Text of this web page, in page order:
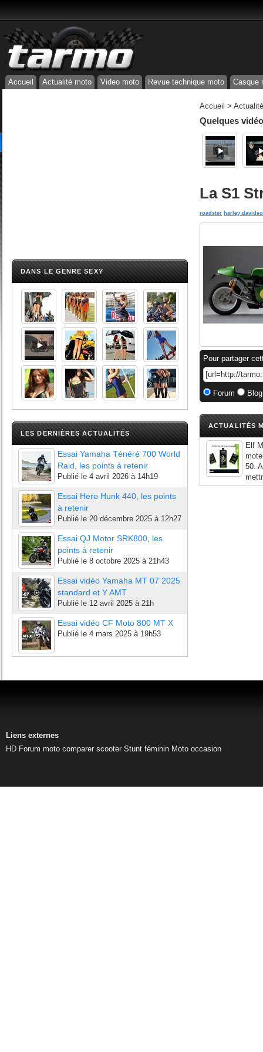
Accueil Actualité moto Video moto Revue technique moto Casque
DANS LE GENRE SEXY
LES DERNIÈRES ACTUALITÉS
Essai Yamaha Ténéré 700 World
Raid, les points à retenir
Publié le 4 avril 2026 à 14h19
Essai Hero Hunk 440, les points
à retenir
Publié le 20 décembre 2025 à 12h27
Essai QJ Motor SRK800, les
points à retenir
Publié le 8 octobre 2025 à 21h43
Essai vidéo Yamaha MT 07 2025
standard et Y AMT
Publié le 12 avril 2025 à 21h
Essai vidéo CF Moto 800 MT X
Publié le 4 mars 2025 à 19h53
Accueil >
Quelques
La S1
roadster harley
Pour partager
Forum
ACTUALITÉS
Elf
50.
Liens externes
HD Forum moto comparer scooter Stunt féminin Moto occasion